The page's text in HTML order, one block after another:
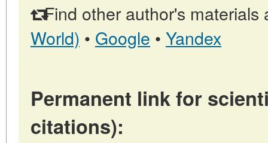
Find other author's materials
World) • Google • Yandex
Permanent link for
citations):